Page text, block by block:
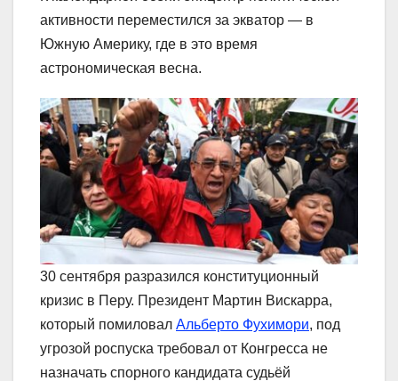
активности переместился за экватор — в
Южную Америку, где в это время
астрономическая весна.
30 сентября разразился конституционный
кризис в Перу. Президент Мартин Вискарра,
который помиловал Альберто Фухимори, под
угрозой роспуска требовал от Конгресса не
назначать спорного кандидата судьёй